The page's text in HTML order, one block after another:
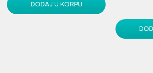
3.290,00 RSDDODAJ U KORPU